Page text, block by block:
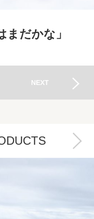
まだかな」
NEXT